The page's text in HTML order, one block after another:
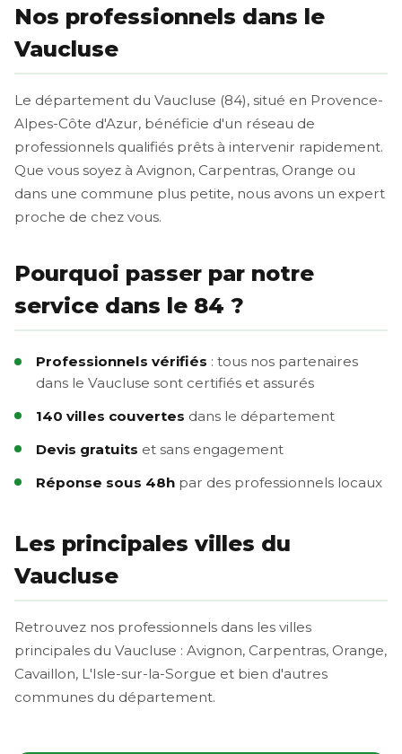
Nos professionnels dans le
Vaucluse
Le département du Vaucluse (84), situé en Provence-
Alpes-Côte d'Azur, bénéficie d'un réseau de
professionnels qualifiés prêts à intervenir rapidement.
Que vous soyez à Avignon, Carpentras, Orange ou
dans une commune plus petite, nous avons un expert
proche de chez vous.
Pourquoi passer par notre
service dans le 84 ?
Professionnels vérifiés : tous nos partenaires
dans le Vaucluse sont certifiés et assurés
140 villes couvertes dans le département
Devis gratuits et sans engagement
Réponse sous 48h par des professionnels locaux
Les principales villes du
Vaucluse
Retrouvez nos professionnels dans les villes
principales du Vaucluse : Avignon, Carpentras, Orange,
Cavaillon, L'Isle-sur-la-Sorgue et bien d'autres
communes du département.